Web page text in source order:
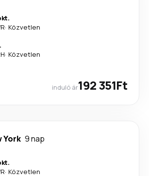
· Közvetlen
· Közvetlen
induló ár192 351Ft
York 9 nap
· Közvetlen